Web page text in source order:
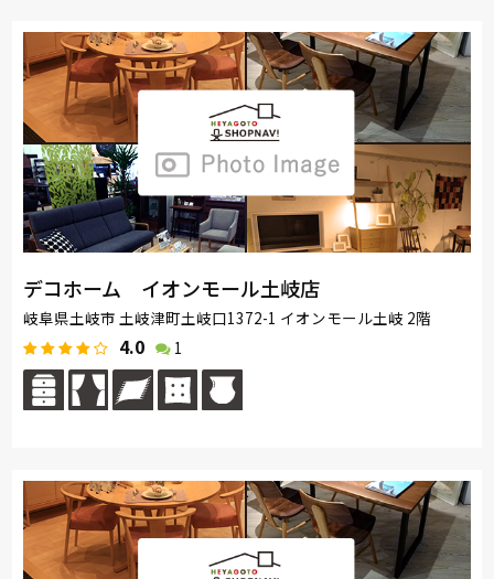
デコホーム イオンモール土岐店
岐阜県土岐市 土岐津町土岐口1372-1 イオンモール土岐 2階
4.0 1